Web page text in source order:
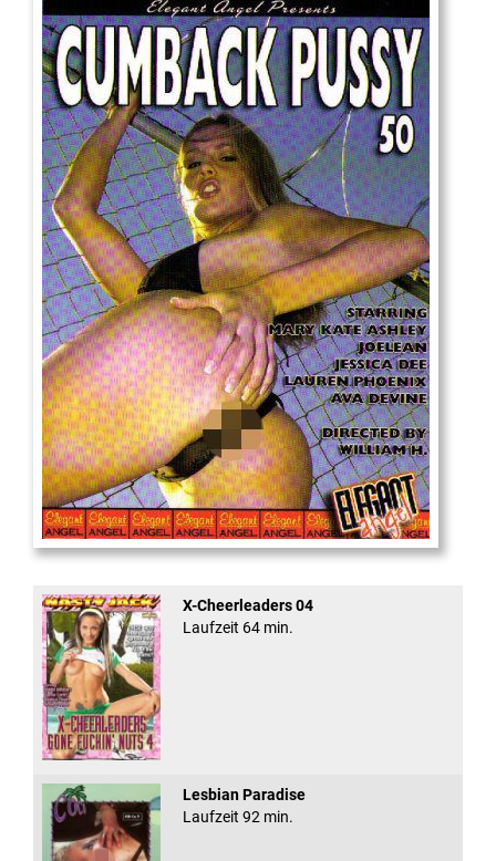
Cum Back Pussy #60
X-Cheerleaders 04
Laufzeit 64 min.
Lesbian Paradise
Laufzeit 92 min.